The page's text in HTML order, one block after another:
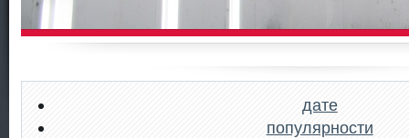
дате
популярности